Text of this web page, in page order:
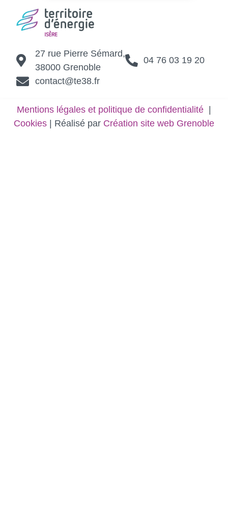
27 rue Pierre Sémard,
38000 Grenoble
04 76 03 19 20
contact@te38.fr
Mentions légales et politique de confidentialité |
Cookies | Réalisé par Création site web Grenoble